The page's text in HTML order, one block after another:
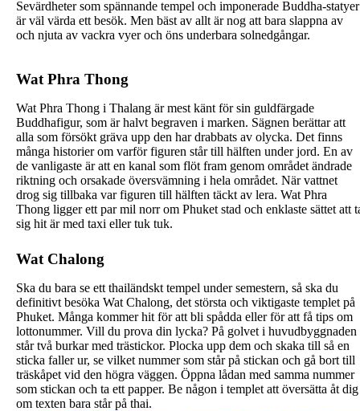
Sevärdheter som spännande tempel och imponerade Buddha-statyer
är väl värda ett besök. Men bäst av allt är nog att bara slappna av
och njuta av vackra vyer och öns underbara solnedgångar.
Wat Phra Thong
Wat Phra Thong i Thalang är mest känt för sin guldfärgade
Buddhafigur, som är halvt begraven i marken. Sägnen berättar att
alla som försökt gräva upp den har drabbats av olycka. Det finns
många historier om varför figuren står till hälften under jord. En av
de vanligaste är att en kanal som flöt fram genom området ändrade
riktning och orsakade översvämning i hela området. När vattnet
drog sig tillbaka var figuren till hälften täckt av lera. Wat Phra
Thong ligger ett par mil norr om Phuket stad och enklaste sättet att
sig hit är med taxi eller tuk tuk.
Wat Chalong
Ska du bara se ett thailändskt tempel under semestern, så ska du
definitivt besöka Wat Chalong, det största och viktigaste templet på
Phuket. Många kommer hit för att bli spådda eller för att få tips om
lottonummer. Vill du prova din lycka? På golvet i huvudbyggnaden
står två burkar med trästickor. Plocka upp dem och skaka till så en
sticka faller ur, se vilket nummer som står på stickan och gå bort till
träskåpet vid den högra väggen. Öppna lådan med samma nummer
som stickan och ta ett papper. Be någon i templet att översätta åt dig
om texten bara står på thai.